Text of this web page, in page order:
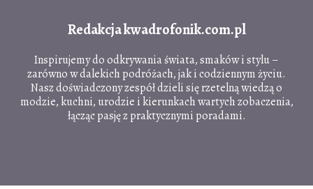
Redakcja kwadrofonik.com.pl
Inspirujemy do odkrywania świata, smaków i stylu –
zarówno w dalekich podróżach, jak i codziennym życiu.
Nasz doświadczony zespół dzieli się rzetelną wiedzą o
modzie, kuchni, urodzie i kierunkach wartych zobaczenia,
łącząc pasję z praktycznymi poradami.